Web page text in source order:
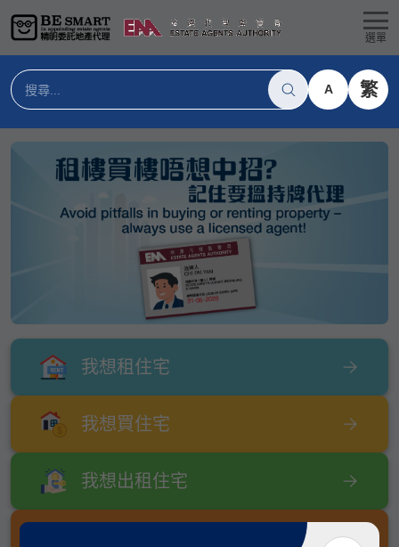
選單
A 繁
我想租住宅
我想買住宅
我想出租住宅